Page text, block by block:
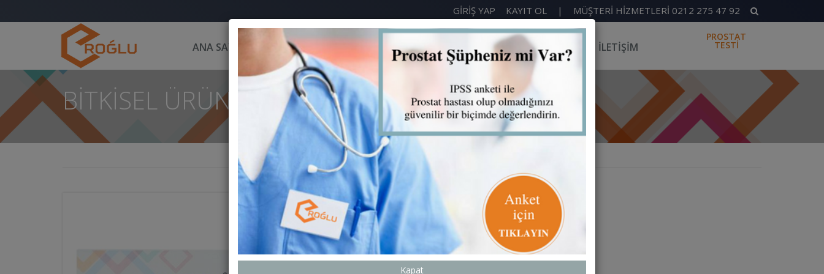
GIRIŞ YAP KAYIT OL | MÜŞTERI HIZMETLERI 0212 275 47 92
PROSTAT
TESTİ
ANA SAYFA KURUMSAL ÜRÜNLERIMIZ ECZANELER HASTALIKLAR BİTKİLER ILETIŞIM
BITKISEL ÜRÜNLER
Kapat